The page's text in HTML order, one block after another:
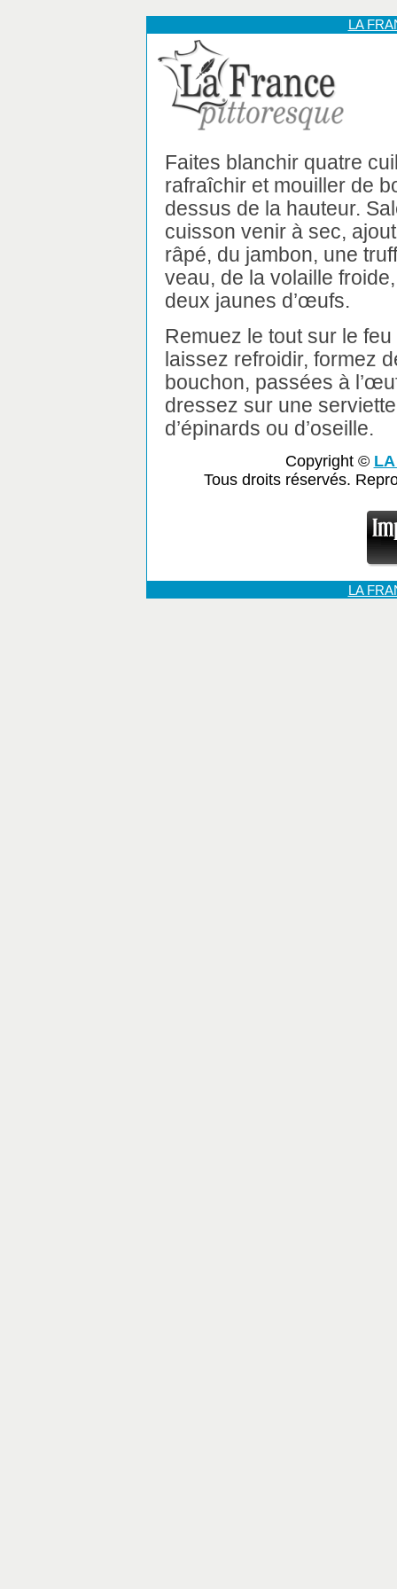
LA
Faites blanchir quatre
rafraîchir et mouiller de
dessus de la hauteur.
cuisson venir à sec,
râpé, du jambon, une
veau, de la volaille
deux jaunes d’œufs.
Remuez le tout sur le
laissez refroidir, formez
bouchon, passées à
dressez sur une
d’épinards ou d’oseille.
Copyright ©
Tous droits réservés.
LA